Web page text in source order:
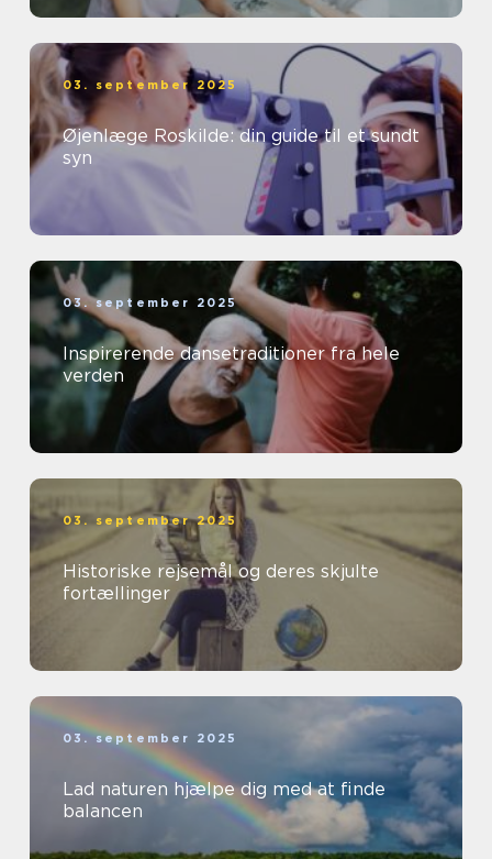
03. september 2025
Øjenlæge Roskilde: din guide til et sundt
syn
03. september 2025
Inspirerende dansetraditioner fra hele
verden
03. september 2025
Historiske rejsemål og deres skjulte
fortællinger
03. september 2025
Lad naturen hjælpe dig med at finde
balancen